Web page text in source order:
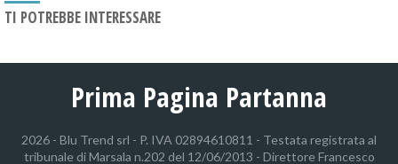
TI POTREBBE INTERESSARE
Prima Pagina Partanna
2026 - Blu Trend srl - P. IVA 02894610811 - Testata registrata al
tribunale di Marsala n.202 del 12/06/2013 - Direttore Francesco